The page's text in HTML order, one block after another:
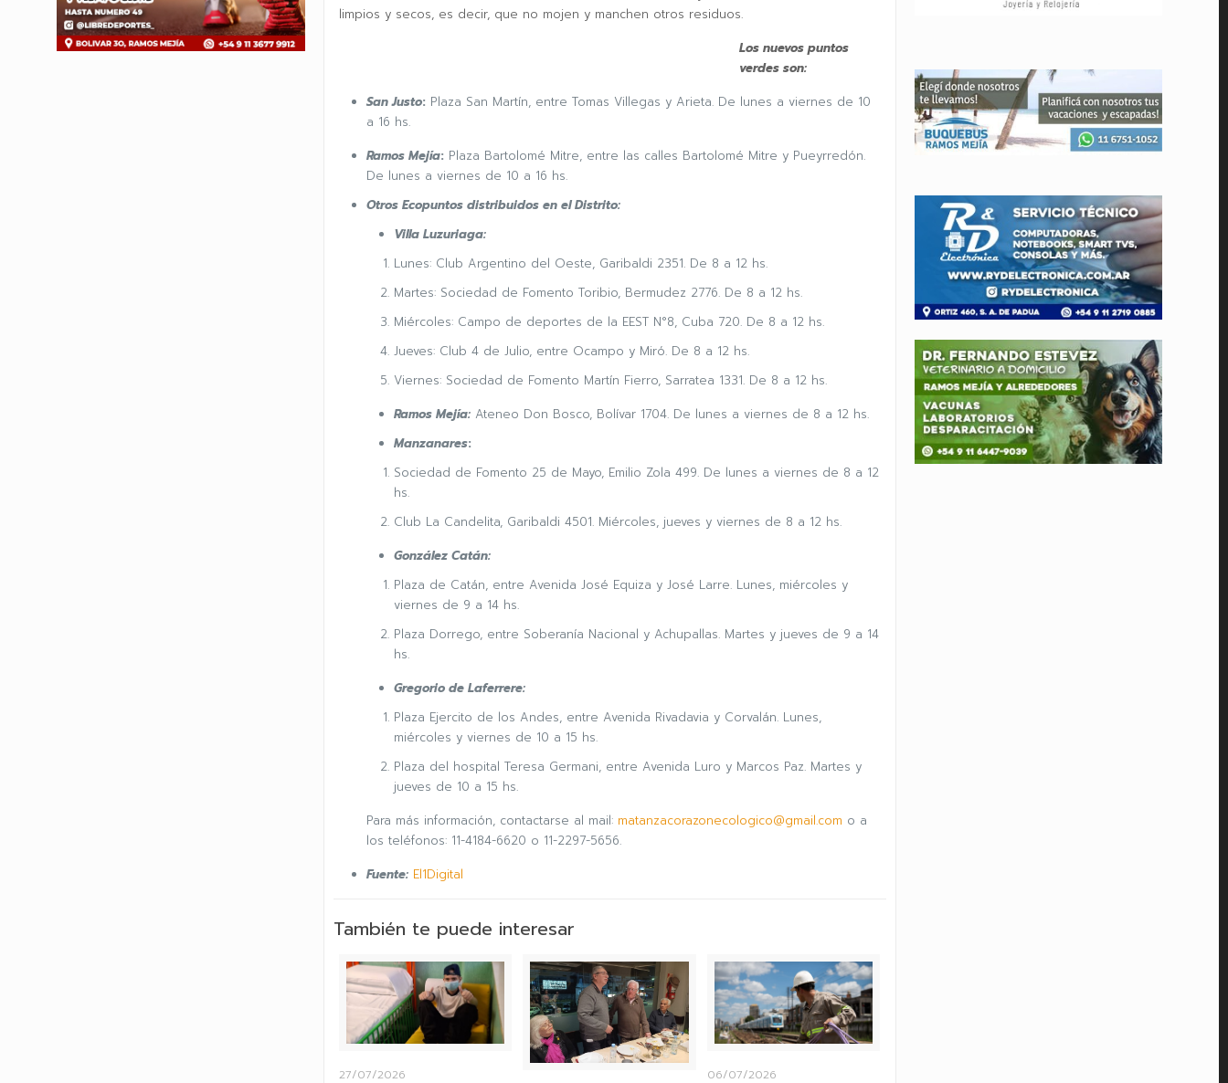
limpios y secos, es decir, que no mojen y manchen otros residuos.
Los nuevos puntos
verdes son:
San Justo: Plaza San Martín, entre Tomas Villegas y Arieta. De lunes a viernes de 10
a 16 hs.
Ramos Mejía: Plaza Bartolomé Mitre, entre las calles Bartolomé Mitre y Pueyrredón.
De lunes a viernes de 10 a 16 hs.
Otros Ecopuntos distribuidos en el Distrito:
Villa Luzuriaga:
Lunes: Club Argentino del Oeste, Garibaldi 2351. De 8 a 12 hs.
Martes: Sociedad de Fomento Toribio, Bermudez 2776. De 8 a 12 hs.
Miércoles: Campo de deportes de la EEST N°8, Cuba 720. De 8 a 12 hs.
Jueves: Club 4 de Julio, entre Ocampo y Miró. De 8 a 12 hs.
Viernes: Sociedad de Fomento Martín Fierro, Sarratea 1331. De 8 a 12 hs.
Ramos Mejía:Ateneo Don Bosco, Bolívar 1704. De lunes a viernes de 8 a 12 hs.
Manzanares:
Sociedad de Fomento 25 de Mayo, Emilio Zola 499. De lunes a viernes de 8 a 12
hs.
Club La Candelita, Garibaldi 4501. Miércoles, jueves y viernes de 8 a 12 hs.
González Catán:
Plaza de Catán, entre Avenida José Equiza y José Larre. Lunes, miércoles y
viernes de 9 a 14 hs.
Plaza Dorrego, entre Soberanía Nacional y Achupallas. Martes y jueves de 9 a 14
hs.
Gregorio de Laferrere:
Plaza Ejercito de los Andes, entre Avenida Rivadavia y Corvalán. Lunes,
miércoles y viernes de 10 a 15 hs.
Plaza del hospital Teresa Germani, entre Avenida Luro y Marcos Paz. Martes y
jueves de 10 a 15 hs.
Para más información, contactarse al mail: matanzacorazonecologico@gmail.com o a
los teléfonos: 11-4184-6620 o 11-2297-5656.
Fuente: El1Digital
También te puede interesar
27/07/2026 06/07/2026